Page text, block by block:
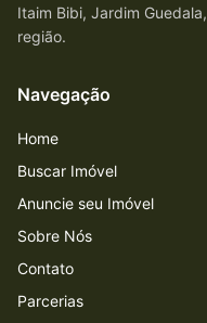
Itaim Bibi, Jardim
região.
Navegação
Home
Buscar Imóvel
Anuncie seu Imóvel
Sobre Nós
Contato
Parcerias